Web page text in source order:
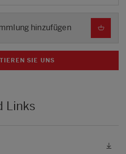
hinzufügen
SIE UNS
Links